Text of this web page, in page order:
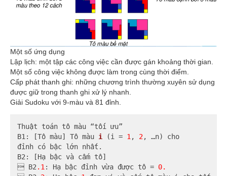
Một số ứng dụng
Lập lịch: một tập các công việc cần được gán khoảng thời gian.
Một số công việc không được làm trong cùng thời điểm.
Cấp phát thanh ghi: những chương trình thường xuyên sử dụng
được giữ trong thanh ghi xử lý nhanh.
Giải Sudoku với 9-màu và 81 đỉnh.
Thuật toán tô màu “tối ưu”
B1: [Tô màu] Tô màu i (i = 1 , 2, …n)
cho
đỉnh có bậc lớn nhất.
B2: [Hạ bậc và cấm tô]
 B2 .1 : Hạ bậc đỉnh vừa được tô = 0.